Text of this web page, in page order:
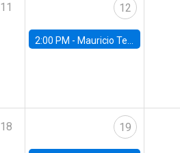
11 12
2:00 PM - Mauricio Tejada, UDP
18 19